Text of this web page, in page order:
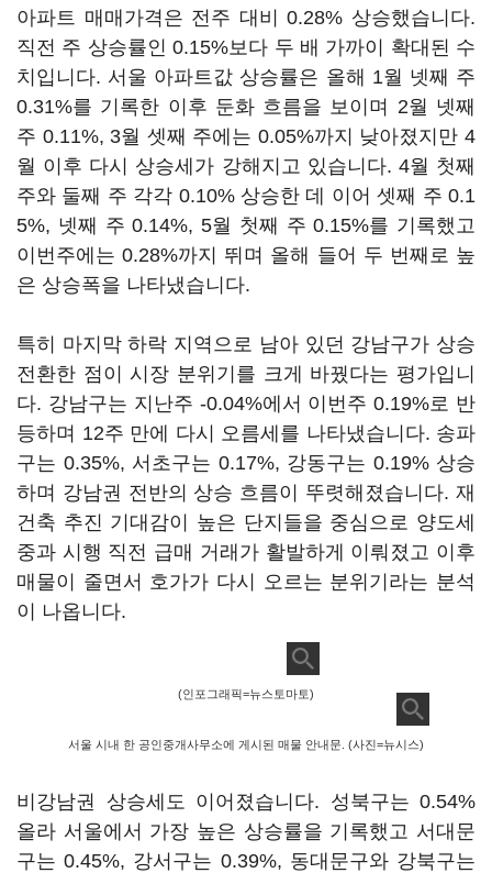
아파트 매매가격은 전주 대비 0.28% 상승했습니다.
직전 주 상승률인 0.15%보다 두 배 가까이 확대된 수
치입니다. 서울 아파트값 상승률은 올해 1월 넷째 주
0.31%를 기록한 이후 둔화 흐름을 보이며 2월 넷째
주 0.11%, 3월 셋째 주에는 0.05%까지 낮아졌지만 4
월 이후 다시 상승세가 강해지고 있습니다. 4월 첫째
주와 둘째 주 각각 0.10% 상승한 데 이어 셋째 주 0.1
5%, 넷째 주 0.14%, 5월 첫째 주 0.15%를 기록했고
이번주에는 0.28%까지 뛰며 올해 들어 두 번째로 높
은 상승폭을 나타냈습니다.
특히 마지막 하락 지역으로 남아 있던 강남구가 상승
전환한 점이 시장 분위기를 크게 바꿨다는 평가입니
다. 강남구는 지난주 -0.04%에서 이번주 0.19%로 반
등하며 12주 만에 다시 오름세를 나타냈습니다. 송파
구는 0.35%, 서초구는 0.17%, 강동구는 0.19% 상승
하며 강남권 전반의 상승 흐름이 뚜렷해졌습니다. 재
건축 추진 기대감이 높은 단지들을 중심으로 양도세
중과 시행 직전 급매 거래가 활발하게 이뤄졌고 이후
매물이 줄면서 호가가 다시 오르는 분위기라는 분석
이 나옵니다.
(인포그래픽=뉴스토마토)
서울 시내 한 공인중개사무소에 게시된 매물 안내문. (사진=뉴시스)
비강남권 상승세도 이어졌습니다. 성북구는 0.54%
올라 서울에서 가장 높은 상승률을 기록했고 서대문
구는 0.45%, 강서구는 0.39%, 동대문구와 강북구는